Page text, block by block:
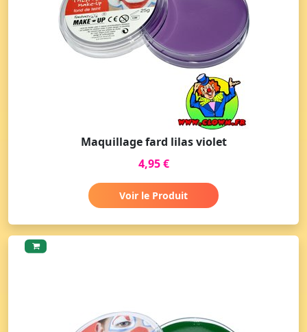
Maquillage fard lilas violet
4,95 €
Voir le Produit